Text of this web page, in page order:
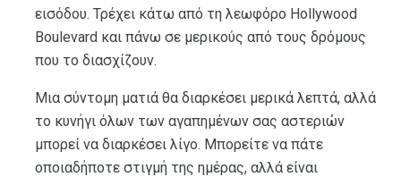
εισόδου. Τρέχει κάτω από τη λεωφόρο Hollywood
Boulevard και πάνω σε μερικούς από τους δρόμους
που το διασχίζουν.
Μια σύντομη ματιά θα διαρκέσει μερικά λεπτά, αλλά
το κυνήγι όλων των αγαπημένων σας αστεριών
μπορεί να διαρκέσει λίγο. Μπορείτε να πάτε
οποιαδήποτε στιγμή της ημέρας, αλλά είναι